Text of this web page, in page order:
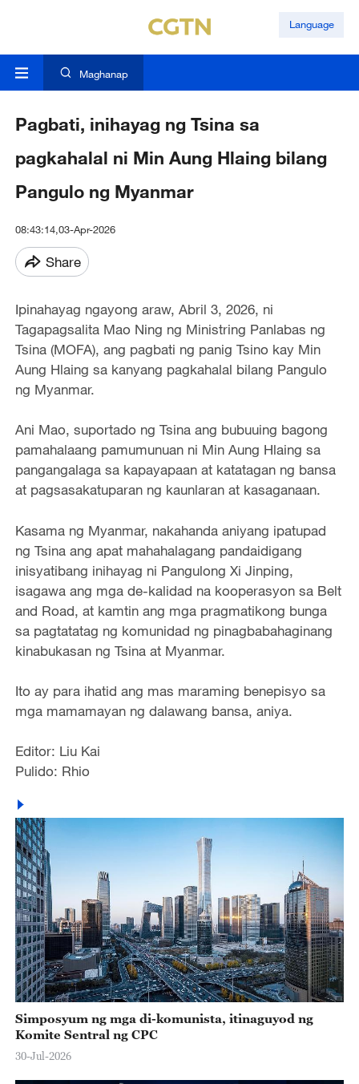
Language
Maghanap
Pagbati, inihayag ng Tsina sa
pagkahalal ni Min Aung Hlaing bilang
Pangulo ng Myanmar
08:43:14,03-Apr-2026
Share
Ipinahayag ngayong araw, Abril 3, 2026, ni
Tagapagsalita Mao Ning ng Ministring Panlabas ng
Tsina (MOFA), ang pagbati ng panig Tsino kay Min
Aung Hlaing sa kanyang pagkahalal bilang Pangulo
ng Myanmar.
Ani Mao, suportado ng Tsina ang bubuuing bagong
pamahalaang pamumunuan ni Min Aung Hlaing sa
pangangalaga sa kapayapaan at katatagan ng bansa
at pagsasakatuparan ng kaunlaran at kasaganaan.
Kasama ng Myanmar, nakahanda aniyang ipatupad
ng Tsina ang apat mahahalagang pandaidigang
inisyatibang inihayag ni Pangulong Xi Jinping,
isagawa ang mga de-kalidad na kooperasyon sa Belt
and Road, at kamtin ang mga pragmatikong bunga
sa pagtatatag ng komunidad ng pinagbabahaginang
kinabukasan ng Tsina at Myanmar.
Ito ay para ihatid ang mas maraming benepisyo sa
mga mamamayan ng dalawang bansa, aniya.
Editor: Liu Kai
Pulido: Rhio
Simposyum ng mga di-komunista, itinaguyod ng
Komite Sentral ng CPC
30-Jul-2026